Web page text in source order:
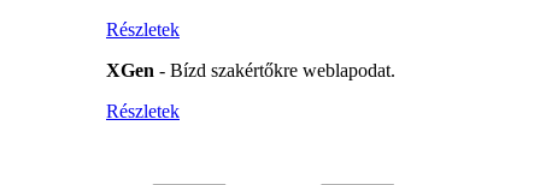
Részletek
XGen - Bízd szakértőkre weblapodat.
Részletek